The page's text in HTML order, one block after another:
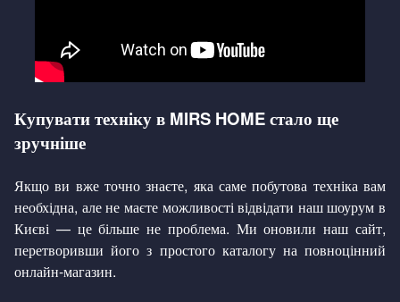
Купувати техніку в MIRS HOME стало ще
зручніше
Якщо ви вже точно знаєте, яка саме побутова техніка вам
необхідна, але не маєте можливості відвідати наш шоурум в
Києві — це більше не проблема. Ми оновили наш сайт,
перетворивши його з простого каталогу на повноцінний
онлайн-магазин.